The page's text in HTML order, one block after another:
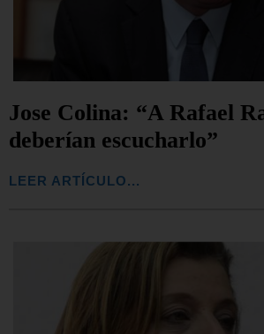
Jose Colina: “A Rafael
deberían escucharlo”
LEER ARTÍCULO...